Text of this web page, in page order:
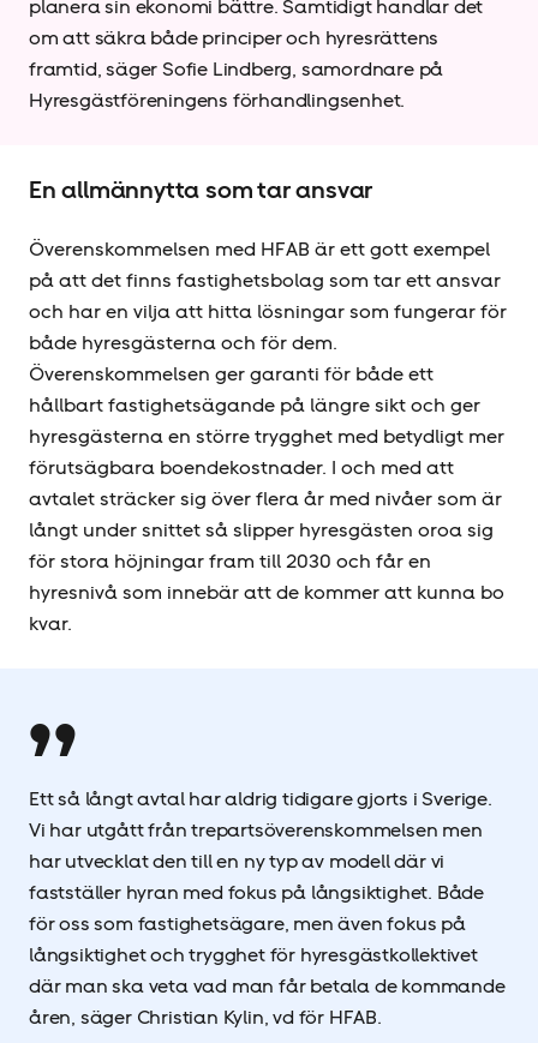
planera sin ekonomi bättre. Samtidigt handlar det
om att säkra både principer och hyresrättens
framtid, säger Sofie Lindberg, samordnare på
Hyresgäst­föreningens förhandlingsenhet.
En allmännytta som tar ansvar
Överenskommelsen med HFAB är ett gott exempel
på att det finns fastighetsbolag som tar ett ansvar
och har en vilja att hitta lösningar som fungerar för
både hyresgästerna och för dem.
Överenskommelsen ger garanti för både ett
hållbart fastighetsägande på längre sikt och ger
hyresgästerna en större trygghet med betydligt mer
förutsägbara boendekostnader. I och med att
avtalet sträcker sig över flera år med nivåer som är
långt under snittet så slipper hyresgästen oroa sig
för stora höjningar fram till 2030 och får en
hyresnivå som innebär att de kommer att kunna bo
kvar.
Ett så långt avtal har aldrig tidigare gjorts i Sverige.
Vi har utgått från treparts­överenskommelsen men
har utvecklat den till en ny typ av modell där vi
fastställer hyran med fokus på långsiktighet. Både
för oss som fastighetsägare, men även fokus på
långsiktighet och trygghet för hyresgästkollektivet
där man ska veta vad man får betala de kommande
åren, säger Christian Kylin, vd för HFAB.